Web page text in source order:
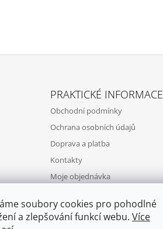
soubory cookies pro pohodlné
a zlepšování funkcí webu. Více
PRAKTICKÉ INFORMACE
Obchodní podmínky
Ochrana osobních údajů
Doprava a platba
Kontakty
Moje objednávka